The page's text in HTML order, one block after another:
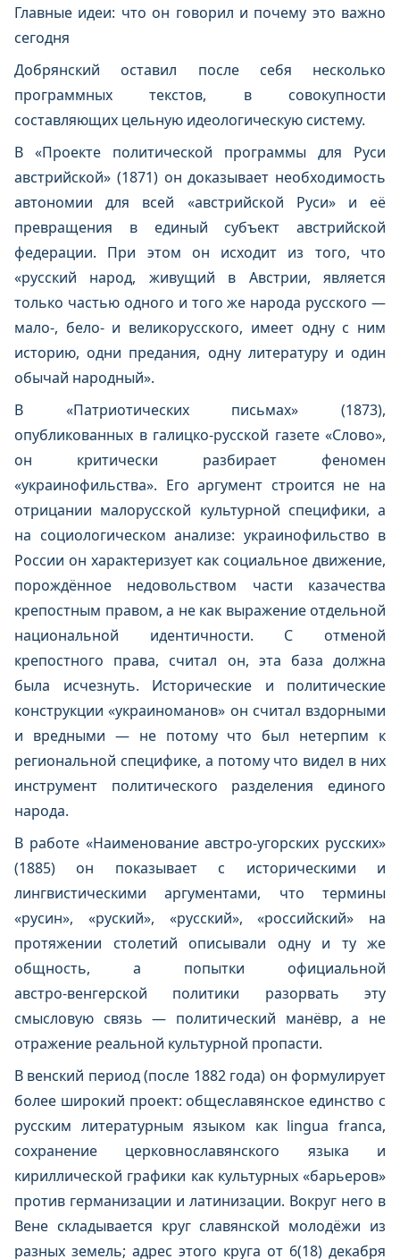
Главные идеи: что он говорил и почему это важно
сегодня
Добрянский оставил после себя несколько
программных текстов, в совокупности
составляющих цельную идеологическую систему.
В «Проекте политической программы для Руси
австрийской» (1871) он доказывает необходимость
автономии для всей «австрийской Руси» и её
превращения в единый субъект австрийской
федерации. При этом он исходит из того, что
«русский народ, живущий в Австрии, является
только частью одного и того же народа русского —
мало‑, бело‑ и великорусского, имеет одну с ним
историю, одни предания, одну литературу и один
обычай народный».
В «Патриотических письмах» (1873),
опубликованных в галицко‑русской газете «Слово»,
он критически разбирает феномен
«украинофильства». Его аргумент строится не на
отрицании малорусской культурной специфики, а
на социологическом анализе: украинофильство в
России он характеризует как социальное движение,
порождённое недовольством части казачества
крепостным правом, а не как выражение отдельной
национальной идентичности. С отменой
крепостного права, считал он, эта база должна
была исчезнуть. Исторические и политические
конструкции «украиноманов» он считал вздорными
и вредными — не потому что был нетерпим к
региональной специфике, а потому что видел в них
инструмент политического разделения единого
народа.
В работе «Наименование австро‑угорских русских»
(1885) он показывает с историческими и
лингвистическими аргументами, что термины
«русин», «руский», «русский», «российский» на
протяжении столетий описывали одну и ту же
общность, а попытки официальной
австро‑венгерской политики разорвать эту
смысловую связь — политический манёвр, а не
отражение реальной культурной пропасти.
В венский период (после 1882 года) он формулирует
более широкий проект: общеславянское единство с
русским литературным языком как lingua franca,
сохранение церковнославянского языка и
кириллической графики как культурных «барьеров»
против германизации и латинизации. Вокруг него в
Вене складывается круг славянской молодёжи из
разных земель; адрес этого круга от 6(18) декабря